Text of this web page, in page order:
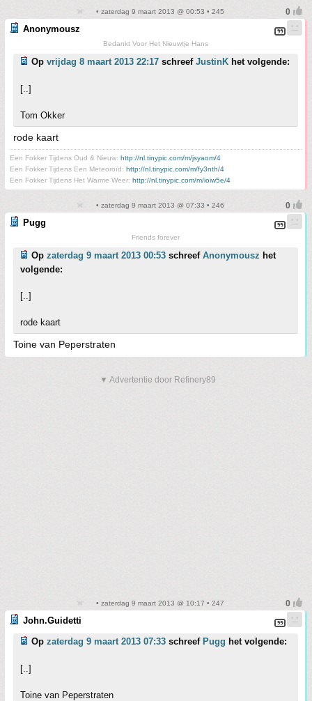
• zaterdag 9 maart 2013 @ 00:53 • 245
Anonymousz
Bedankt Voor Het Nieuwtje Hans
Op vrijdag 8 maart 2013 22:17 schreef JustinK het volgende:
[..]
Tom Okker
rode kaart
Een Fokker Tijdens Oud & Nieuw: http://nl.tinypic.com/m/jsyaom/4
Een Fokker Tijdens Een Meteoroïd: http://nl.tinypic.com/m/fy3nth/4
Een Fokker Tijdens Het Warme Weer: http://nl.tinypic.com/m/ioiw5e/4
• zaterdag 9 maart 2013 @ 07:33 • 246
Pugg
Friends forever
Op zaterdag 9 maart 2013 00:53 schreef Anonymousz het
volgende:
[..]
rode kaart
Toine van Peperstraten
▼ Advertentie door Refinery89
• zaterdag 9 maart 2013 @ 10:17 • 247
John.Guidetti
Op zaterdag 9 maart 2013 07:33 schreef Pugg het volgende:
[..]
Toine van Peperstraten